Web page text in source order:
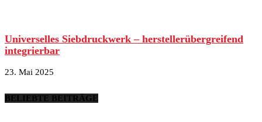
Universelles Siebdruckwerk – herstellerübergreifend
integrierbar
23. Mai 2025
BELIEBTE BEITRÄGE